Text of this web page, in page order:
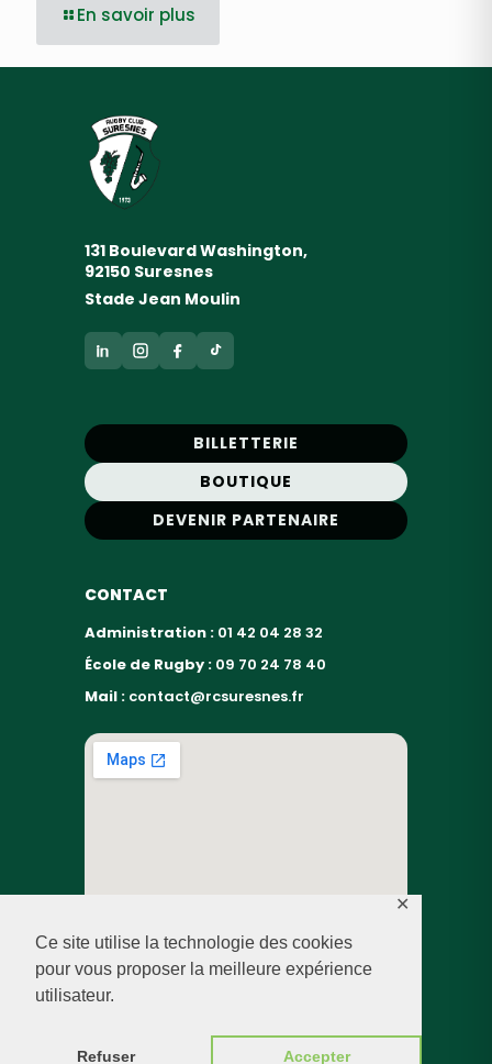
Ce site utilise la technologie des cookies
pour vous proposer la meilleure expérience
utilisateur.
Refuser Accepter
✕
En savoir plus
131 Boulevard Washington,
92150 Suresnes
Stade Jean Moulin
BILLETTERIE
BOUTIQUE
DEVENIR PARTENAIRE
CONTACT
Administration : 01 42 04 28 32
École de Rugby : 09 70 24 78 40
Mail : contact@rcsuresnes.fr
© RUGBY CLUB SURESNES – 2026 — TOUS DROITS